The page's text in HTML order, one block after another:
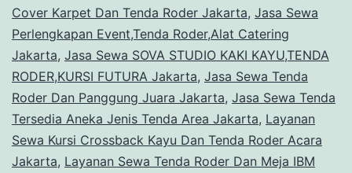
Cover Karpet Dan Tenda Roder Jakarta, Jasa Sewa
Perlengkapan Event,Tenda Roder,Alat Catering
Jakarta, Jasa Sewa SOVA STUDIO KAKI KAYU,TENDA
RODER,KURSI FUTURA Jakarta, Jasa Sewa Tenda
Roder Dan Panggung Juara Jakarta, Jasa Sewa Tenda
Tersedia Aneka Jenis Tenda Area Jakarta, Layanan
Sewa Kursi Crossback Kayu Dan Tenda Roder Acara
Jakarta, Layanan Sewa Tenda Roder Dan Meja IBM